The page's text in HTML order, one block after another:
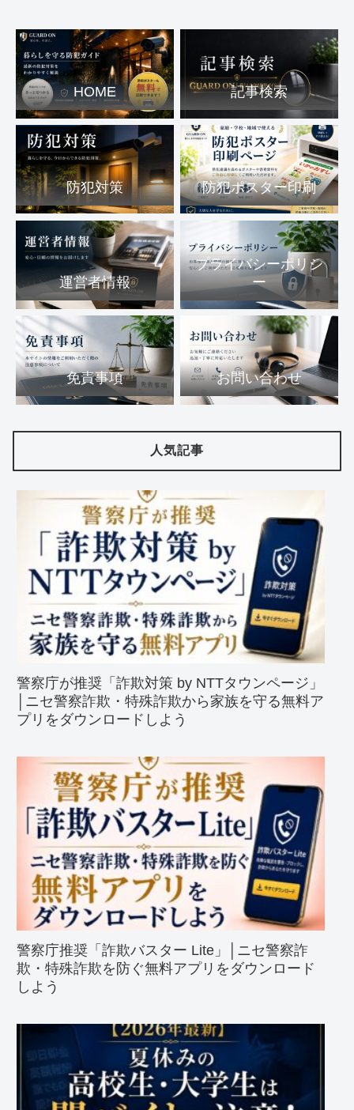
HOME 記事検索
防犯対策 防犯ポスター印刷
運営者情報
プライバシーポリシ
ー
免責事項 お問い合わせ
人気記事
警察庁が推奨「詐欺対策 by NTTタウンページ」
│ニセ警察詐欺・特殊詐欺から家族を守る無料ア
プリをダウンロードしよう
警察庁推奨「詐欺バスター Lite」│ニセ警察詐
欺・特殊詐欺を防ぐ無料アプリをダウンロード
しよう